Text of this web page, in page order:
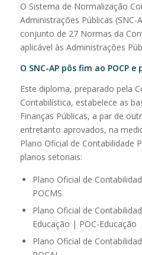
O Sistema de Normalização
Administrações Públicas (SNC-
conjunto de 27 Normas da
aplicável às Administrações
O SNC-AP pôs fim ao POCP
Este diploma, preparado pela
Contabilística, estabelece as
Finanças Públicas, a par de
entretanto aprovados, na
Plano Oficial de Contabilidade
planos setoriais:
Plano Oficial de
POCMS
Plano Oficial de
Educação | POC-Educação
Plano Oficial de